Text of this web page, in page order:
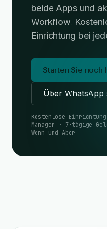
beide Apps und
Workflow.
Einrichtung bei
Starten Sie noch
Über WhatsApp
Kostenlose
Manager · 7-tägige
Wenn und Aber